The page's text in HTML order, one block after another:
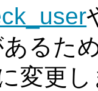
るた
変更